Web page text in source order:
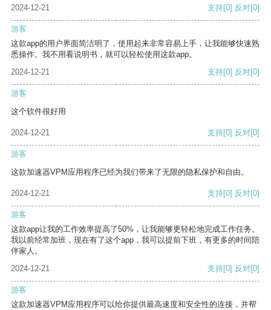
2024-12-21 支持[0] 反对[0]
游客
这款app的用户界面简洁明了，使用起来非常容易上手，让我能够快速熟
悉操作。我不用看说明书，就可以轻松使用这款app。
2024-12-21
支持[0] 反对[0]
游客
这个软件很好用
2024-12-21 支持[0] 反对[0]
游客
这款加速器VPM应用程序已经为我们带来了无限的隐私保护和自由。
2024-12-21 支持[0] 反对[0]
游客
这款app让我的工作效率提高了50%，让我能够更轻松地完成工作任务。
我以前经常加班，现在有了这个app，我可以提前下班，有更多的时间陪
伴家人。
2024-12-21
支持[0] 反对[0]
游客
这款加速器VPM应用程序可以给你提供最高速度和安全性的连接，并帮